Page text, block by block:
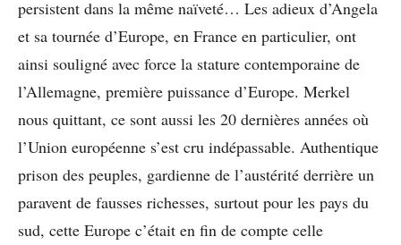
persistent dans la même naïveté… Les adieux d’Angela
et sa tournée d’Europe, en France en particulier, ont
ainsi souligné avec force la stature contemporaine de
l’Allemagne, première puissance d’Europe. Merkel
nous quittant, ce sont aussi les 20 dernières années où
l’Union européenne s’est cru indépassable. Authentique
prison des peuples, gardienne de l’austérité derrière un
paravent de fausses richesses, surtout pour les pays du
sud, cette Europe c’était en fin de compte celle